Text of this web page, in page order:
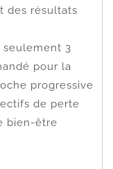
des résultats
seulement 3
pour la
progressive
de perte
bien-être